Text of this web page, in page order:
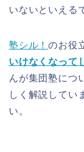
いないといえる
塾シル！のお役
いけなくなって
んが集団塾につ
しく解説してい
い。